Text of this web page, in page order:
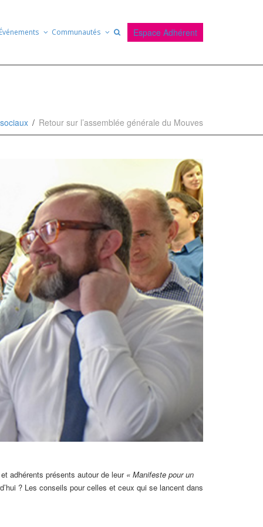
Événements Communautés Espace Adhérent
Retour sur l’assemblée générale du Mouves
adhérents présents autour de leur « Manifeste pour un
? Les conseils pour celles et ceux qui se lancent dans